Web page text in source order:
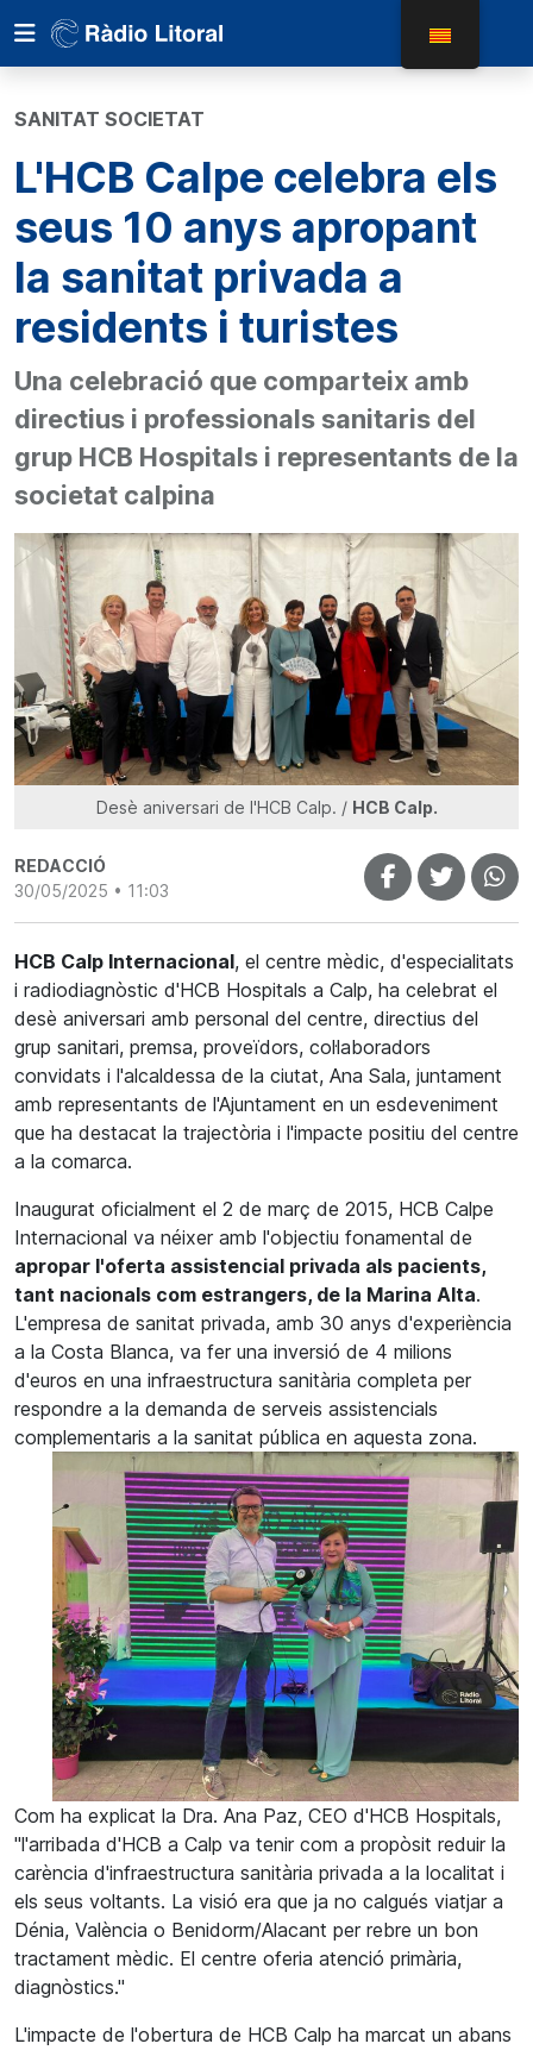
SANITAT SOCIETAT
L'HCB Calpe celebra els
seus 10 anys apropant
la sanitat privada a
residents i turistes
Una celebració que comparteix amb
directius i professionals sanitaris del
grup HCB Hospitals i representants de la
societat calpina
Desè aniversari de l'HCB Calp. / HCB Calp.
REDACCIÓ
30/05/2025 • 11:03
HCB Calp Internacional, el centre mèdic, d'especialitats
i radiodiagnòstic d'HCB Hospitals a Calp, ha celebrat el
desè aniversari amb personal del centre, directius del
grup sanitari, premsa, proveïdors, col·laboradors
convidats i l'alcaldessa de la ciutat, Ana Sala, juntament
amb representants de l'Ajuntament en un esdeveniment
que ha destacat la trajectòria i l'impacte positiu del centre
a la comarca.
Inaugurat oficialment el 2 de març de 2015, HCB Calpe
Internacional va néixer amb l'objectiu fonamental de
apropar l'oferta assistencial privada als pacients,
tant nacionals com estrangers, de la Marina Alta.
L'empresa de sanitat privada, amb 30 anys d'experiència
a la Costa Blanca, va fer una inversió de 4 milions
d'euros en una infraestructura sanitària completa per
respondre a la demanda de serveis assistencials
complementaris a la sanitat pública en aquesta zona.
Com ha explicat la Dra. Ana Paz, CEO d'HCB Hospitals,
"l'arribada d'HCB a Calp va tenir com a propòsit reduir la
carència d'infraestructura sanitària privada a la localitat i
els seus voltants. La visió era que ja no calgués viatjar a
Dénia, València o Benidorm/Alacant per rebre un bon
tractament mèdic. El centre oferia atenció primària,
diagnòstics."
L'impacte de l'obertura de HCB Calp ha marcat un abans